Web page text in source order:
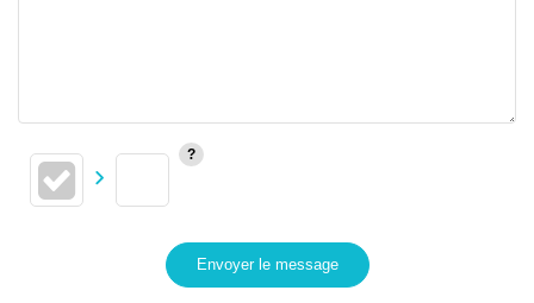
Envoyer le message